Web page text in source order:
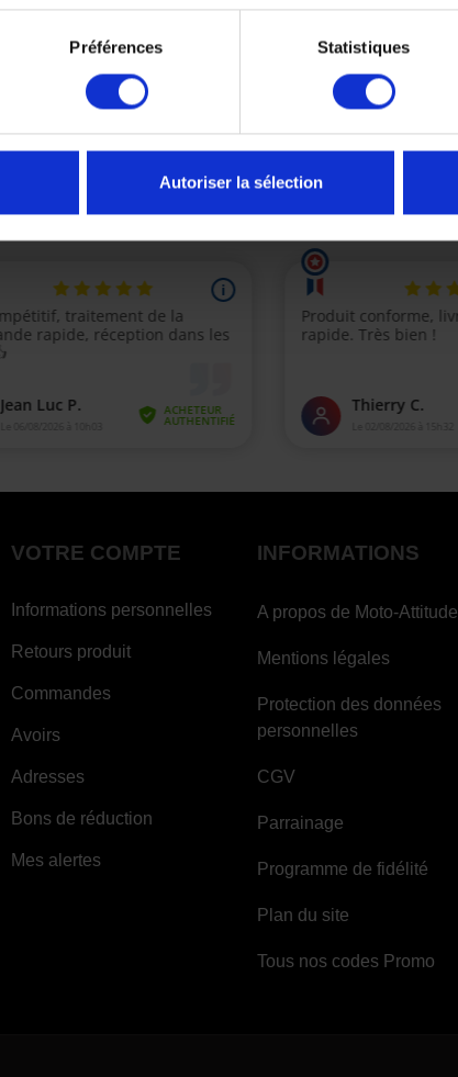
Préférences Statistiques
Autoriser la sélection
de 3 article(s)
VOTRE COMPTE
Informations personnelles
Retours produit
Commandes
Avoirs
Adresses
Bons de réduction
Mes alertes
INFORMATIONS
A propos de Moto-Attitude
Mentions légales
Protection des données
personnelles
CGV
Parrainage
Programme de fidélité
Plan du site
Tous nos codes Promo